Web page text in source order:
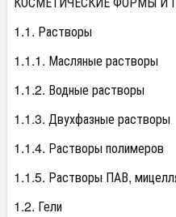
1.1. Растворы
1.1.1. Масляные растворы
1.1.2. Водные растворы
1.1.3. Двухфазные растворы
1.1.4. Растворы полимеров
1.1.5. Растворы ПАВ,
1.2. Гели